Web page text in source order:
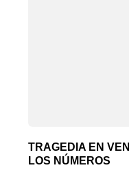
TRAGEDIA EN
LOS NÚMEROS